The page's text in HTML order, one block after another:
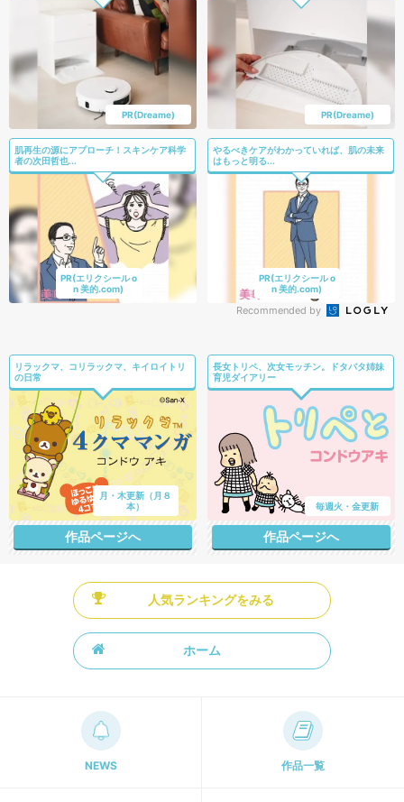
PR(Dreame) PR(Dreame)
肌再生の源にアプローチ！スキンケア科学
者の次田哲也...
PR(エリクシール o
n 美的.com)
やるべきケアがわかっていれば、肌の未来
はもっと明る...
PR(エリクシール o
n 美的.com)
Recommended by
リラックマ、コリラックマ、キイロイトリ
の日常
月・木更新（月８
本）
作品ページへ
長女トリペ、次女モッチン。ドタバタ姉妹
育児ダイアリー
毎週火・金更新
作品ページへ
人気ランキングをみる
ホーム
NEWS 作品一覧